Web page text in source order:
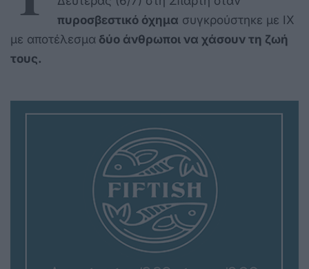
πυροσβεστικό όχημα συγκρούστηκε με ΙΧ
με αποτέλεσμα δύο άνθρωποι να χάσουν τη ζωή
τους.